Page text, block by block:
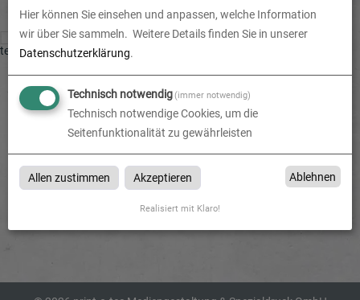
Hier können Sie einsehen und anpassen, welche Information
wir über Sie sammeln. Weitere Details finden Sie in unserer
Datenschutzerklärung.
Technisch notwendig(immer notwendig)
Technisch notwendige Cookies, um die
Seitenfunktionalität zu gewährleisten
Allen zustimmen Akzeptieren Ablehnen
Realisiert mit Klaro!